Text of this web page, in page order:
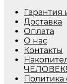
Гарантия
Доставка
Оплата
О нас
Контакты
Политика